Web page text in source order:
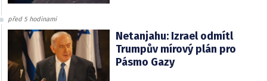
před 5 hodinami
Netanjahu: Izrael odmítl
Trumpův mírový plán pro
Pásmo Gazy